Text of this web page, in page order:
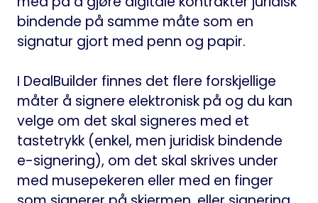
bindende på samme måte som en
signatur gjort med penn og papir.
I DealBuilder finnes det flere forskjellige
måter å signere elektronisk på og du kan
velge om det skal signeres med et
tastetrykk (enkel, men juridisk bindende
e-signering), om det skal skrives under
med musepekeren eller med en finger